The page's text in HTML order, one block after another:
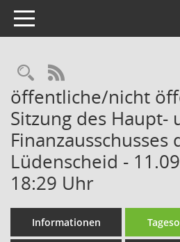
Toggle navigation
Rechercheauswahl
RSS-Feed
öffentliche/nicht
Sitzung des Haupt-
Finanzausschusses
Lüdenscheid -
18:29 Uhr
Informationen